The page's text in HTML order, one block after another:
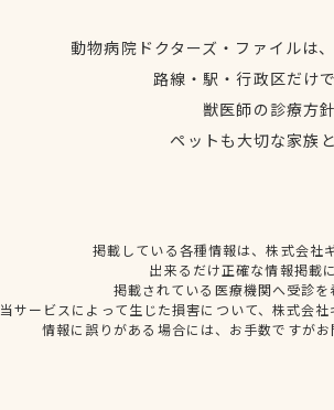
動物病院ドクターズ・ファイルは
路線・駅・行政区だけ
獣医師の診療方
ペットも大切な家族
掲載している各種情報は、株式会社
出来るだけ正確な情報掲載
掲載されている医療機関へ受診
当サービスによって生じた損害について、株式会
情報に誤りがある場合には、お手数ですが